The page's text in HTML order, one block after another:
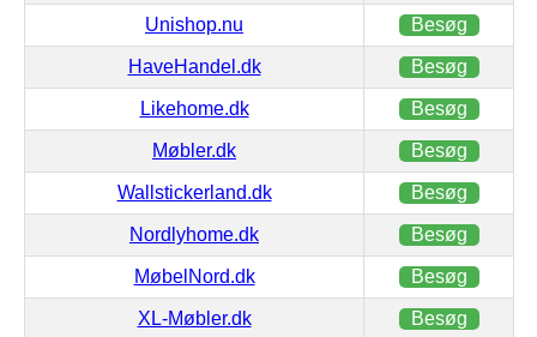
Unishop.nu Besøg
HaveHandel.dk Besøg
Likehome.dk Besøg
Møbler.dk Besøg
Wallstickerland.dk Besøg
Nordlyhome.dk Besøg
MøbelNord.dk Besøg
XL-Møbler.dk Besøg